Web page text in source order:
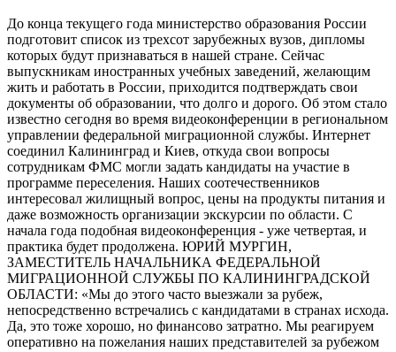
До конца текущего года министерство образования России
подготовит список из трехсот зарубежных вузов, дипломы
которых будут признаваться в нашей стране. Сейчас
выпускникам иностранных учебных заведений, желающим
жить и работать в России, приходится подтверждать свои
документы об образовании, что долго и дорого. Об этом стало
известно сегодня во время видеоконференции в региональном
управлении федеральной миграционной службы. Интернет
соединил Калининград и Киев, откуда свои вопросы
сотрудникам ФМС могли задать кандидаты на участие в
программе переселения. Наших соотечественников
интересовал жилищный вопрос, цены на продукты питания и
даже возможность организации экскурсии по области. С
начала года подобная видеоконференция - уже четвертая, и
практика будет продолжена. ЮРИЙ МУРГИН,
ЗАМЕСТИТЕЛЬ НАЧАЛЬНИКА ФЕДЕРАЛЬНОЙ
МИГРАЦИОННОЙ СЛУЖБЫ ПО КАЛИНИНГРАДСКОЙ
ОБЛАСТИ: «Мы до этого часто выезжали за рубеж,
непосредственно встречались с кандидатами в странах исхода.
Да, это тоже хорошо, но финансово затратно. Мы реагируем
оперативно на пожелания наших представителей за рубежом